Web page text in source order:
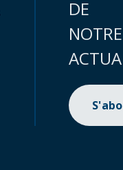
DE
NOTRE